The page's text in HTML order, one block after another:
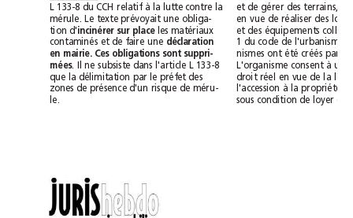
L 133-8 du CCH relatif à la lutte contre la
mérule. Le texte prévoyait une obliga-
tion d' incinérer sur place
les matériaux
contaminés et de faire une
déclaration
en mairie. Ces obligations sont suppri-
mées
. Il ne subsiste dans l'article L 133-8
que la délimitation par le préfet des
zones de présence d'un risque de méru-
le.